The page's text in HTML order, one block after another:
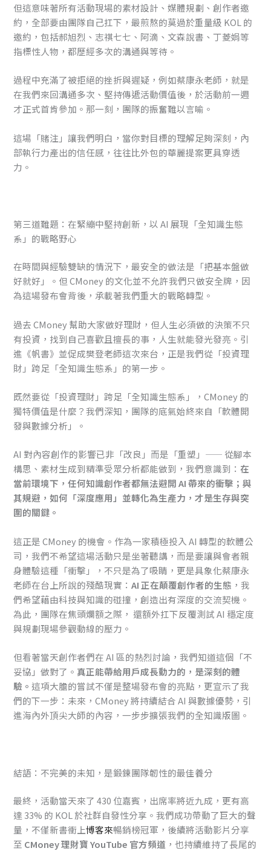
但這意味著所有活動現場的素材設計、媒體規劃、創作者邀
約，全部要由團隊自己扛下，最煎熬的莫過於重量級 KOL 的
邀約，包括郝旭烈、志祺七七、阿滴、文森說書、丁菱娟等
指標性人物，都歷經多次的溝通與等待。
過程中充滿了被拒絕的挫折與遲疑，例如蔡康永老師，就是
在我們來回溝通多次、堅持傳遞活動價值後，於活動前一週
才正式首肯參加。那一刻，團隊的振奮難以言喻。
這場「賭注」讓我們明白，當你對目標的理解足夠深刻，內
部執行力產出的信任感，往往比外包的華麗提案更具穿透
力。
第三道難題：在緊繃中堅持創新，以 AI 展現「全知識生態
系」的戰略野心
在時間與經驗雙缺的情況下，最安全的做法是「把基本盤做
好就好」。但 CMoney 的文化並不允許我們只做安全牌，因
為這場發布會背後，承載著我們重大的戰略轉型。
過去 CMoney 幫助大家做好理財，但人生必須做的決策不只
有投資，找到自己喜歡且擅長的事，人生就能發光發亮。引
進《帆書》並促成樊登老師這次來台，正是我們從「投資理
財」跨足「全知識生態系」的第一步。
既然要從「投資理財」跨足「全知識生態系」，CMoney 的
獨特價值是什麼？我們深知，團隊的底氣始終來自「軟體開
發與數據分析」。
AI 對內容創作的影響已非「改良」而是「重塑」—— 從腳本
構思、素材生成到精準受眾分析都能做到，我們意識到：在
當前環境下，任何知識創作者都無法避開 AI 帶來的衝擊；與
其規避，如何「深度應用」並轉化為生產力，才是生存與突
圍的關鍵。
這正是 CMoney 的機會。作為一家積極投入 AI 轉型的軟體公
司，我們不希望這場活動只是坐著聽講，而是要讓與會者親
身體驗這種「衝擊」，不只是為了吸睛，更是具象化蔡康永
老師在台上所說的殘酷現實：AI 正在顛覆創作者的生態 ，我
們希望藉由科技與知識的碰撞，創造出有深度的交流契機。
為此，團隊在焦頭爛額之際， 還額外扛下反覆測試 AI 穩定度
與規劃現場參觀動線的壓力。
但看著當天創作者們在 AI 區的熱烈討論，我們知道這個「不
妥協」做對了。 真正能帶給用戶成長動力的，是深刻的體
驗。這項大膽的嘗試不僅是整場發布會的亮點，更宣示了我
們的下一步：未來，CMoney 將持續結合 AI 與數據優勢，引
進海內外頂尖大師的內容，一步步擴張我們的全知識版圖。
結語：不完美的未知，是鍛鍊團隊韌性的最佳養分
最終，活動當天來了 430 位嘉賓，出席率將近九成，更有高
達 33% 的 KOL 於社群自發性分享。我們成功帶動了巨大的聲
量，不僅新書衝上博客來暢銷榜冠軍，後續將活動影片分享
至 CMoney 理財寶 YouTube 官方頻道 ，也持續維持了長尾的